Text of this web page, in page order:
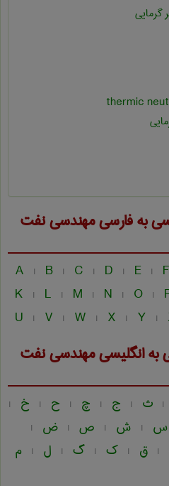
گرمایی
به فارسیمهندسی نفت
A | B | C | D | E | F
K | L | M | N | O |
U | V | W | X | Y |
انگلیسیمهندسی نفت
| ث | ج | چ | ح | خ |
س | ش | ص | ض |
| ق | ک | گ | ل | م